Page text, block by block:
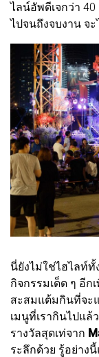
ไลน์อัพดีเจกว่า
ไปจนถึงจบงาน จ
นี่ยังไม่ใช่ไฮไลท์ทั้
กิจกรรมเด็ด ๆ อีก
สะสมแต้มกินที่จะ
เมนูที่เรากินไปแล้
รางวัลสุดเท่จาก
ระลึกด้วย รู้อย่าง